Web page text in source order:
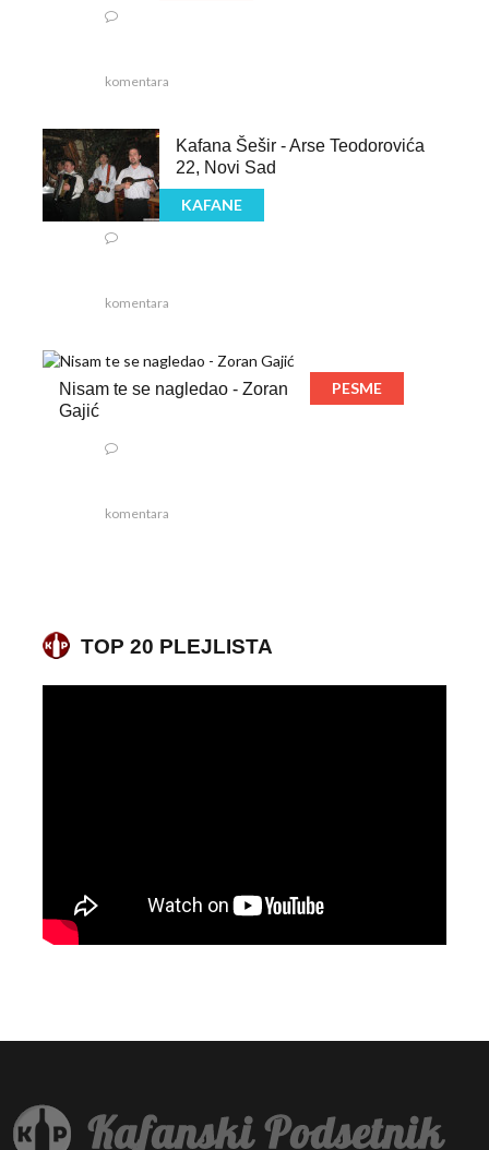
komentara
Kafana Šešir - Arse Teodorovića
22, Novi Sad
KAFANE
komentara
Nisam te se nagledao - Zoran
Gajić
PESME
komentara
TOP 20 PLEJLISTA